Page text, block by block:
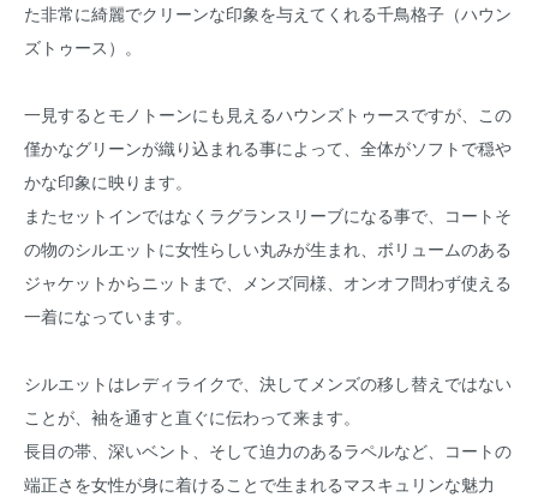
た非常に綺麗でクリーンな印象を与えてくれる千鳥格子（ハウン
ズトゥース）。
一見するとモノトーンにも見えるハウンズトゥースですが、この
僅かなグリーンが織り込まれる事によって、全体がソフトで穏や
かな印象に映ります。
またセットインではなくラグランスリーブになる事で、コートそ
の物のシルエットに女性らしい丸みが生まれ、ボリュームのある
ジャケットからニットまで、メンズ同様、オンオフ問わず使える
一着になっています。
シルエットはレディライクで、決してメンズの移し替えではない
ことが、袖を通すと直ぐに伝わって来ます。
長目の帯、深いベント、そして迫力のあるラペルなど、コートの
端正さを女性が身に着けることで生まれるマスキュリンな魅力